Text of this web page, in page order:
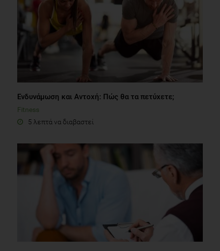
Ενδυνάμωση και Aντοχή: Πώς θα τα πετύχετε;
Fitness
5 λεπτά να διαβαστεί